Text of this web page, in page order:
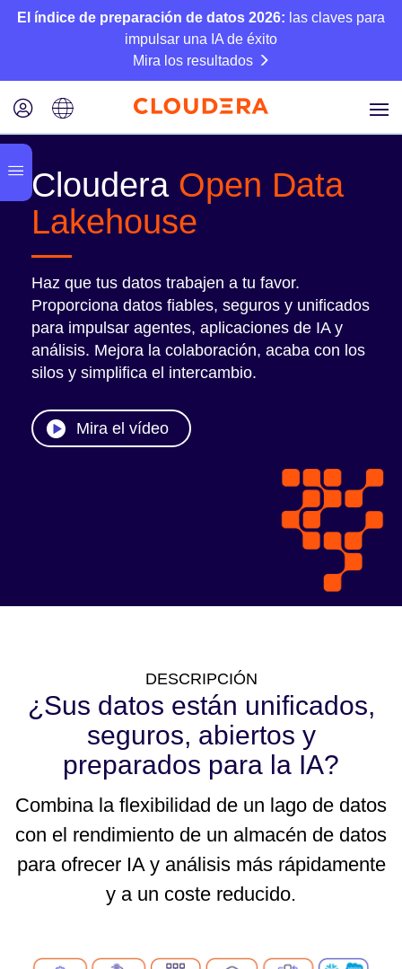
El índice de preparación de datos 2026: las claves para
impulsar una IA de éxito
Mira los resultados
Cloudera Open Data
Lakehouse
Haz que tus datos trabajen a tu favor.
Proporciona datos fiables, seguros y unificados
para impulsar agentes, aplicaciones de IA y
análisis. Mejora la colaboración, acaba con los
silos y simplifica el intercambio.
Mira el vídeo
DESCRIPCIÓN
¿Sus datos están unificados,
seguros, abiertos y
preparados para la IA?
Combina la flexibilidad de un lago de datos
con el rendimiento de un almacén de datos
para ofrecer IA y análisis más rápidamente
y a un coste reducido.